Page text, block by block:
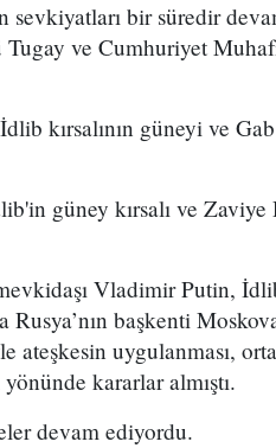
bir süredir
ve Cumhuriyet
kırsalının güneyi ve
güney kırsalı ve Zaviye
Vladimir Putin,
başkenti
uygulanması,
kararlar almıştı.
devam ediyordu.